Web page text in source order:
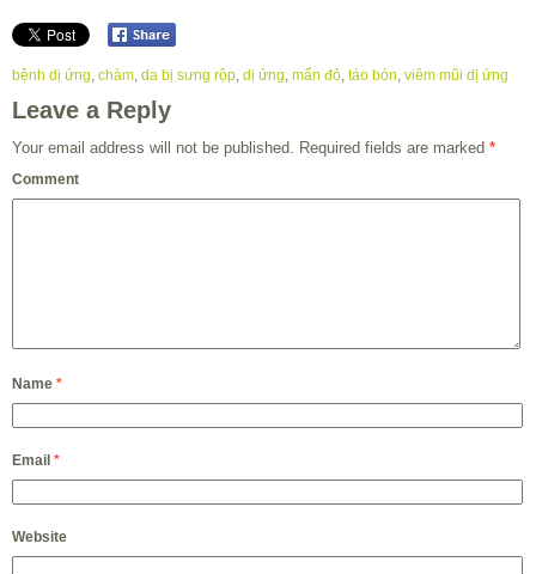
bệnh dị ứng, chàm, da bị sưng rộp, dị ứng, mẩn đỏ, táo bón, viêm mũi dị ứng
Leave a Reply
Your email address will not be published. Required fields are marked *
Comment
Name *
Email *
Website